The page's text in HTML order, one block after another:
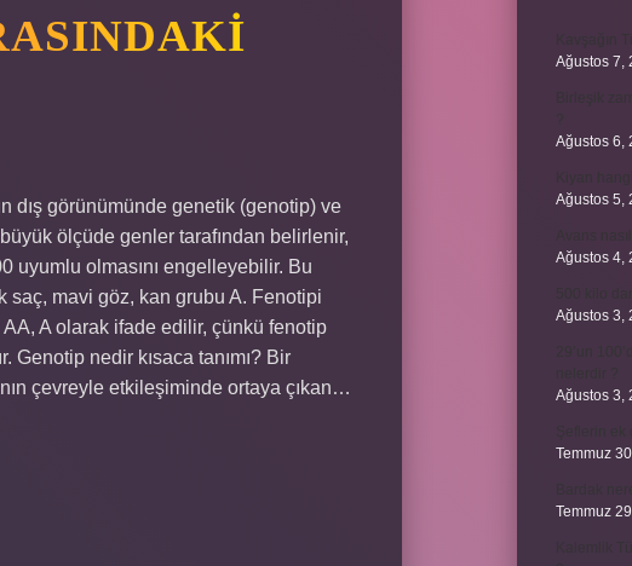
dış görünümünde genetik (genotip) ve
ölçüde genler tarafından belirlenir,
uyumlu olmasını engelleyebilir. Bu
saç, mavi göz, kan grubu A. Fenotipi
A olarak ifade edilir, çünkü fenotip
Genotip nedir kısaca tanımı? Bir
çevreyle etkileşiminde ortaya çıkan…
Ağustos 7,
Ağustos 6,
Ağustos 5,
Ağustos 4,
Ağustos 3,
Ağustos 3,
Temmuz
Temmuz